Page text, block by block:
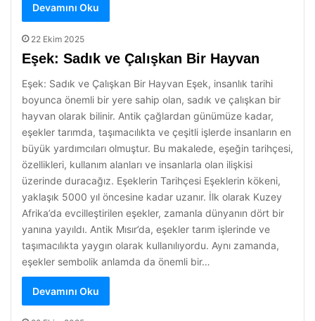
Devamını Oku
22 Ekim 2025
Eşek: Sadık ve Çalışkan Bir Hayvan
Eşek: Sadık ve Çalışkan Bir Hayvan Eşek, insanlık tarihi
boyunca önemli bir yere sahip olan, sadık ve çalışkan bir
hayvan olarak bilinir. Antik çağlardan günümüze kadar,
eşekler tarımda, taşımacılıkta ve çeşitli işlerde insanların en
büyük yardımcıları olmuştur. Bu makalede, eşeğin tarihçesi,
özellikleri, kullanım alanları ve insanlarla olan ilişkisi
üzerinde duracağız. Eşeklerin Tarihçesi Eşeklerin kökeni,
yaklaşık 5000 yıl öncesine kadar uzanır. İlk olarak Kuzey
Afrika’da evcilleştirilen eşekler, zamanla dünyanın dört bir
yanına yayıldı. Antik Mısır’da, eşekler tarım işlerinde ve
taşımacılıkta yaygın olarak kullanılıyordu. Aynı zamanda,
eşekler sembolik anlamda da önemli bir…
Devamını Oku